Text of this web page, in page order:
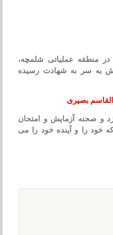
در منطقه عملیاتی شلمچه،
به سر به شهادت رسیده
بصیری
و صحنه آزمایش و امتحان
خود را و آینده خود را می